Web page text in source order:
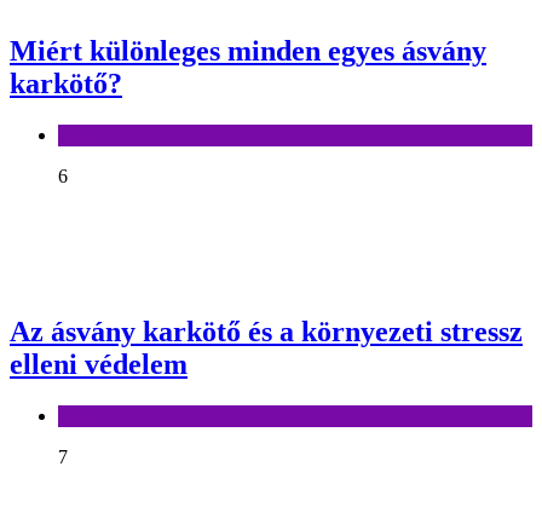
Miért különleges minden egyes ásvány
karkötő?
6
Az ásvány karkötő és a környezeti stressz
elleni védelem
7